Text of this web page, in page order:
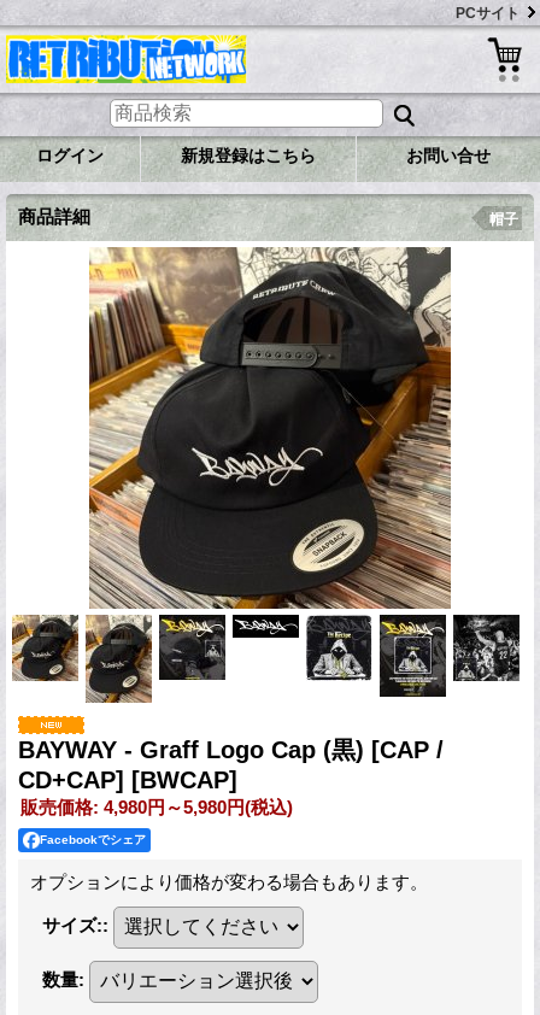
PCサイト
ログイン 新規登録はこちら お問い合せ
商品詳細 帽子
BAYWAY - Graff Logo Cap (黒) [CAP /
CD+CAP] [BWCAP]
販売価格: 4,980円～5,980円(税込)
Facebookでシェア
オプションにより価格が変わる場合もあります。
サイズ::
数量: